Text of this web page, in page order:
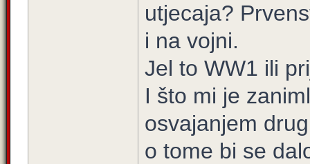
utjecaja?
i na vojni.
Jel to WW1 ili
I što mi je
osvajanjem
o tome bi se